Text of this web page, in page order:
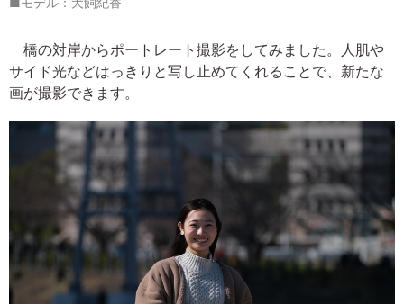
橋の対岸からポートレート撮影をしてみました。人肌や
サイド光などはっきりと写し止めてくれることで、新たな
画が撮影できます。